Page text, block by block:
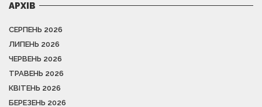
АРХІВ
СЕРПЕНЬ 2026
ЛИПЕНЬ 2026
ЧЕРВЕНЬ 2026
ТРАВЕНЬ 2026
КВІТЕНЬ 2026
БЕРЕЗЕНЬ 2026